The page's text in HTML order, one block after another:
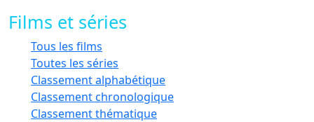
Films et séries
Tous les films
Toutes les séries
Classement alphabétique
Classement chronologique
Classement thématique